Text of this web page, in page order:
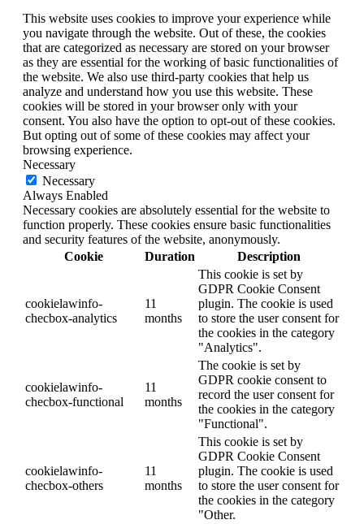
This website uses cookies to improve your experience while
you navigate through the website. Out of these, the cookies
that are categorized as necessary are stored on your browser
as they are essential for the working of basic functionalities of
the website. We also use third-party cookies that help us
analyze and understand how you use this website. These
cookies will be stored in your browser only with your
consent. You also have the option to opt-out of these cookies.
But opting out of some of these cookies may affect your
browsing experience.
Necessary
Necessary
Always Enabled
Necessary cookies are absolutely essential for the website to
function properly. These cookies ensure basic functionalities
and security features of the website, anonymously.
Cookie
Duration Description
cookielawinfo-
checbox-analytics
11
months
This cookie is set by
GDPR Cookie Consent
plugin. The cookie is used
to store the user consent for
the cookies in the category
"Analytics".
cookielawinfo-
checbox-functional
11
months
The cookie is set by
GDPR cookie consent to
record the user consent for
the cookies in the category
"Functional".
cookielawinfo-
checbox-others
11
months
This cookie is set by
GDPR Cookie Consent
plugin. The cookie is used
to store the user consent for
the cookies in the category
"Other.